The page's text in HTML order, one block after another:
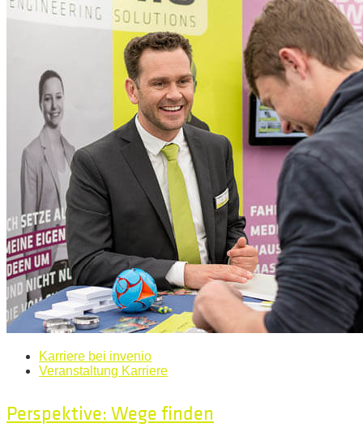
Karriere bei invenio
Veranstaltung Karriere
Perspektive: Wege finden